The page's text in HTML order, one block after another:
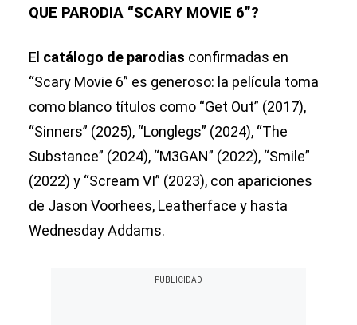
QUE PARODIA “SCARY MOVIE 6”?
El catálogo de parodias confirmadas en
“Scary Movie 6” es generoso: la película toma
como blanco títulos como “Get Out” (2017),
“Sinners” (2025), “Longlegs” (2024), “The
Substance” (2024), “M3GAN” (2022), “Smile”
(2022) y “Scream VI” (2023), con apariciones
de Jason Voorhees, Leatherface y hasta
Wednesday Addams.